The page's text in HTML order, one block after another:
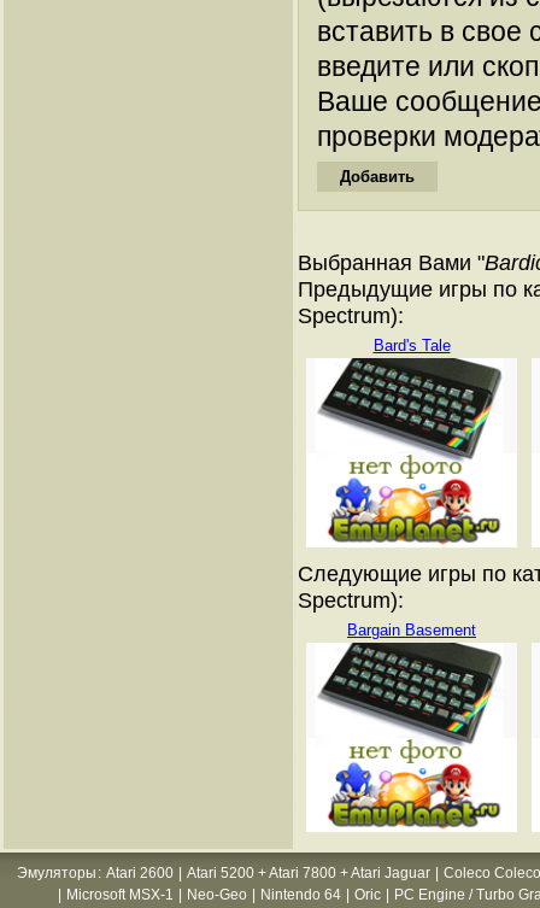
вставить в
введите или
Ваше
проверки
Выбранная Вами "
Предыдущие игры по
Spectrum):
Bard's Tale
Следующие игры по
Spectrum):
Bargain Basement
Эмуляторы : Atari 2600 Atari 5200 + Atari 7800 + Atari Jaguar
Coleco
Microsoft MSX-1 Neo-Geo Nintendo 64 Oric PC Engine / Turbo